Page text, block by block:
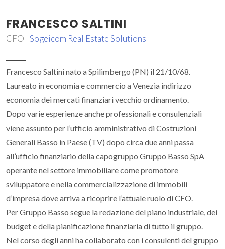
FRANCESCO SALTINI
CFO | Sogeicom Real Estate Solutions
Francesco Saltini nato a Spilimbergo (PN) il 21/10/68.
Laureato in economia e commercio a Venezia indirizzo
economia dei mercati finanziari vecchio ordinamento.
Dopo varie esperienze anche professionali e consulenziali
viene assunto per l’ufficio amministrativo di Costruzioni
Generali Basso in Paese (TV) dopo circa due anni passa
all’ufficio finanziario della capogruppo Gruppo Basso SpA
operante nel settore immobiliare come promotore
sviluppatore e nella commercializzazione di immobili
d’impresa dove arriva a ricoprire l’attuale ruolo di CFO.
Per Gruppo Basso segue la redazione del piano industriale, dei
budget e della pianificazione finanziaria di tutto il gruppo.
Nel corso degli anni ha collaborato con i consulenti del gruppo